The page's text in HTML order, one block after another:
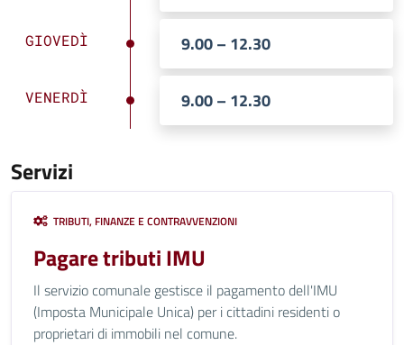
GIOVEDÌ 9.00 – 12.30
VENERDÌ 9.00 – 12.30
Servizi
TRIBUTI, FINANZE E CONTRAVVENZIONI
Pagare tributi IMU
Il servizio comunale gestisce il pagamento dell'IMU
(Imposta Municipale Unica) per i cittadini residenti o
proprietari di immobili nel comune.